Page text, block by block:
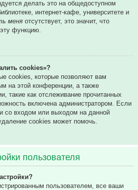
делать это на общедоступном
интернет-кафе, университете и
меня отсутствует, это значит, что
функцию.
cookies»?
cookies, которые позволяют вам
на этой конференции, а также
такие как отслеживание прочитанных
включена администратором. Если
со входом или выходом на данной
cookies может помочь.
пользователя
пользователем, все ваши